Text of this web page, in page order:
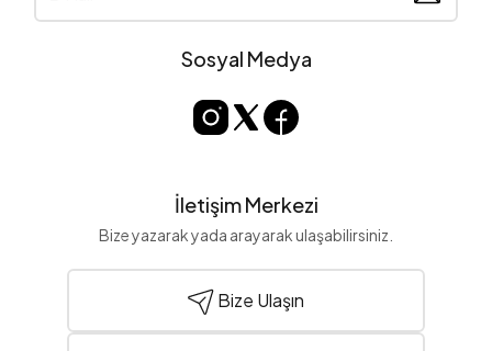
Sosyal Medya
İletişim Merkezi
Bize yazarak yada arayarak ulaşabilirsiniz.
Bize Ulaşın